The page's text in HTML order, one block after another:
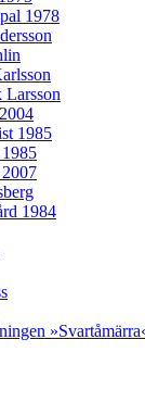
1978
1985
1984